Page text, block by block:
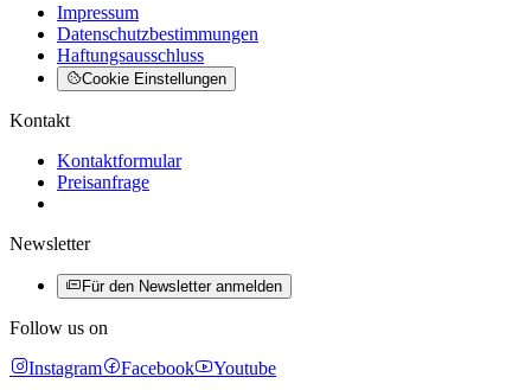
Impressum
Datenschutzbestimmungen
Haftungsausschluss
Cookie Einstellungen
Kontakt
Kontaktformular
Preisanfrage
Newsletter
Für den Newsletter anmelden
Follow us on
Instagram
Facebook Youtube